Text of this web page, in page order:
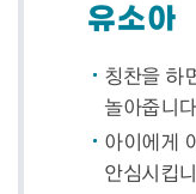
유소아
칭찬을 하
놀아줍니
아이에게
안심시킵